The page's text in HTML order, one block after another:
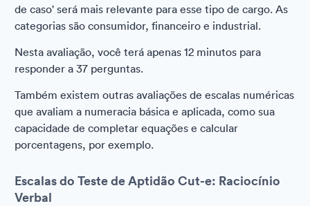
de caso' será mais relevante para esse tipo de cargo. As
categorias são consumidor, financeiro e industrial.
Nesta avaliação, você terá apenas 12 minutos para
responder a 37 perguntas.
Também existem outras avaliações de escalas numéricas
que avaliam a numeracia básica e aplicada, como sua
capacidade de completar equações e calcular
porcentagens, por exemplo.
Escalas do Teste de Aptidão Cut-e: Raciocínio
Verbal